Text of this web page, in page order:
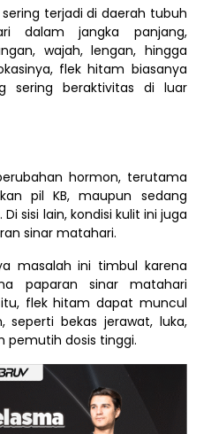
terjadi di daerah tubuh
dalam jangka panjang,
wajah, lengan, hingga
flek hitam biasanya
sering beraktivitas di luar
hormon, terutama
pil KB, maupun sedang
sisi lain, kondisi kulit ini juga
sinar matahari.
masalah ini timbul karena
paparan sinar matahari
itu, flek hitam dapat muncul
seperti bekas jerawat, luka,
pemutih dosis tinggi.